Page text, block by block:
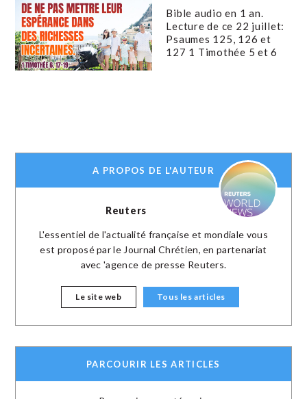
Bible audio en 1 an.
Lecture de ce 22 juillet:
Psaumes 125, 126 et
127 1 Timothée 5 et 6
A PROPOS DE L'AUTEUR
Reuters
L'essentiel de l'actualité française et mondiale vous
est proposé par le Journal Chrétien, en partenariat
avec 'agence de presse Reuters.
Le site web Tous les articles
PARCOURIR LES ARTICLES